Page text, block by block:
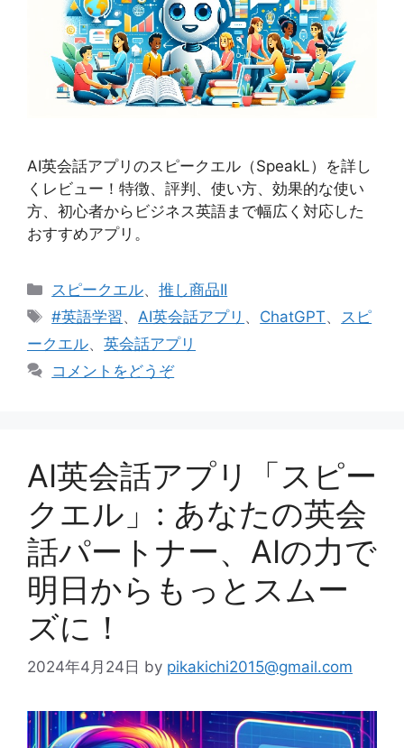
AI英会話アプリのスピークエル（SpeakL）を詳し
くレビュー！特徴、評判、使い方、効果的な使い
方、初心者からビジネス英語まで幅広く対応した
おすすめアプリ。
カ
テ
ゴ
リ
ー
スピークエル、推し商品II
タ
#英語学習、 AI英会話アプリ 、 ChatGPT、
スピ
ークエル、 英会話アプリ
コメントをどうぞ
AI英会話アプリ「スピー
クエル」: あなたの英会
話パートナー、AIの力で
明日からもっとスムー
ズに！
2024年4月24日 by pikakichi2015@gmail.com